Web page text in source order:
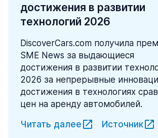
достижения в развитии
технологий 2026
DiscoverCars.com получила
SME News за выдающиеся
достижения в развитии
2026 за непрерывные
достижения в технологиях
цен на аренду автомобилей.
Читать далее
Источник